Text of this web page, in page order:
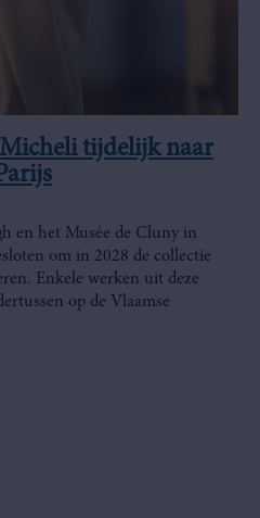
tijdelijk naar
en het Musée de Cluny in
om in 2028 de collectie
Enkele werken uit deze
op de Vlaamse